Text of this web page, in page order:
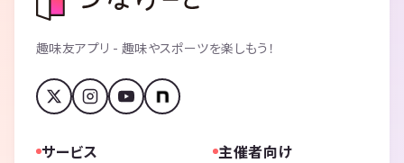
趣味友アプリ - 趣味やスポーツを楽しもう！
サービス 主催者向け